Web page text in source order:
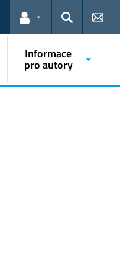
Odkazy pro uživatele
Hledat
Informace
pro autory